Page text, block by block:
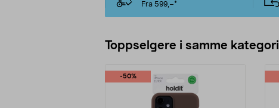
Fra 599,–*
Toppselgere i samme kategori
-50%